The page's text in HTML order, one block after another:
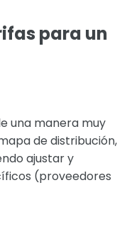
para un
una manera muy
de distribución,
ajustar y
(proveedores